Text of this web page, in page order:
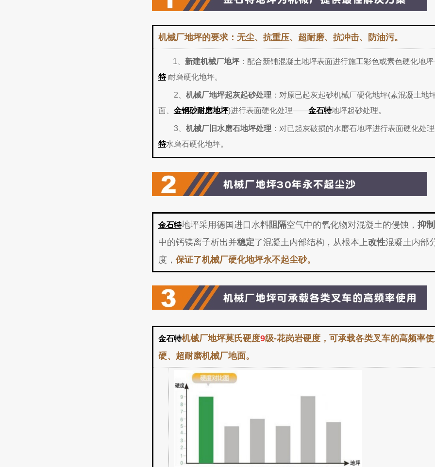
机械厂地坪的要求：无尘、抗重压、超耐磨、抗冲击、防油污。
1、 新建机械厂地坪：配合新铺混凝土地坪表面进行施工彩色或素色硬化地
特耐磨硬化地坪。
2、 机械厂地坪起灰起砂处理 ：对原已起灰起砂机械厂硬化地坪(素混凝土地
面、 金钢砂耐磨地坪)进行表面硬化处理——金石特地坪起砂处理。
3、 机械厂旧水磨石地坪处理 ：对已起灰破损的水磨石地坪进行表面硬化处
特水磨石硬化地坪。
金石特地坪采用德国进口水料阻隔空气中的氧化物对混凝土的侵蚀， 抑制
中的钙镁离子析出并稳定了混凝土内部结构，从根本上改性混凝土内部
度， 保证了机械厂硬化地坪永不起尘砂。
金石特机械厂地坪莫氏硬度9级-花岗岩硬度，可承载各类叉车的高频率
硬、超耐磨机械厂地面。